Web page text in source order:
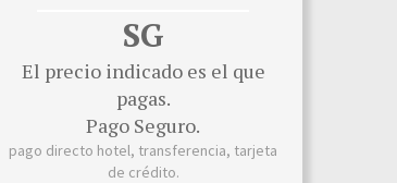
SG
El precio indicado es el que
pagas.
Pago Seguro.
pago directo hotel, transferencia, tarjeta
de crédito.